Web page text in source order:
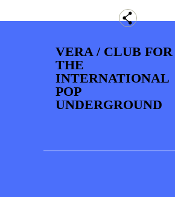
VERA / CLUB FOR
THE
INTERNATIONAL
POP
UNDERGROUND